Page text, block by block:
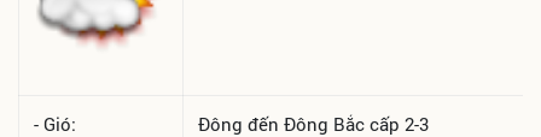
- Gió: Đông đến Đông Bắc cấp 2-3